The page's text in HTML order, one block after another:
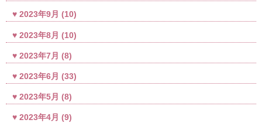
2023年9月 (10)
2023年8月 (10)
2023年7月 (8)
2023年6月 (33)
2023年5月 (8)
2023年4月 (9)